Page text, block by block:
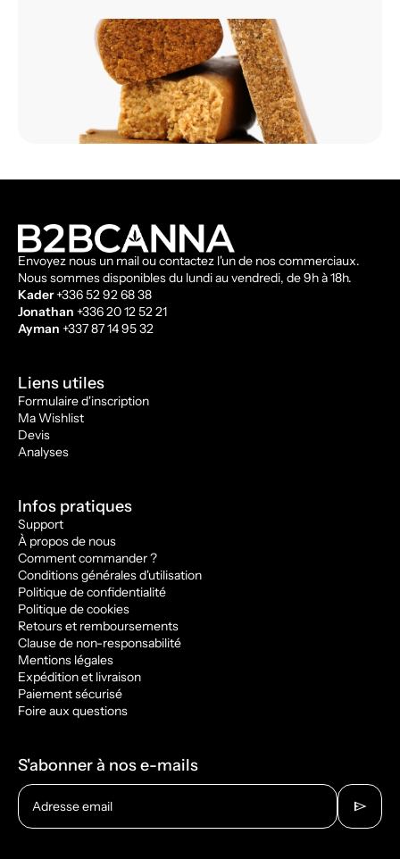
Envoyez nous un mail ou contactez l'un de nos commerciaux.
Nous sommes disponibles du lundi au vendredi, de 9h à 18h.
Kader+336 52 92 68 38
Jonathan +336 20 12 52 21
Ayman +337 87 14 95 32
Liens utiles
Formulaire d'inscription
Ma Wishlist
Devis
Analyses
Infos pratiques
Support
À propos de nous
Comment commander ?
Conditions générales d'utilisation
Politique de confidentialité
Politique de cookies
Retours et remboursements
Clause de non-responsabilité
Mentions légales
Expédition et livraison
Paiement sécurisé
Foire aux questions
S'abonner à nos e-mails
Adresse email send